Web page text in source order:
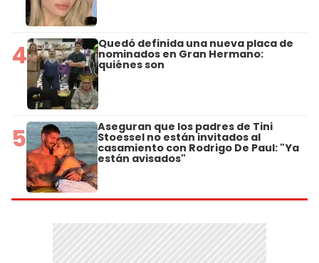
4 Quedó definida una nueva placa de
nominados en Gran Hermano:
quiénes son
5 Aseguran que los padres de Tini
Stoessel no están invitados al
casamiento con Rodrigo De Paul: "Ya
están avisados"